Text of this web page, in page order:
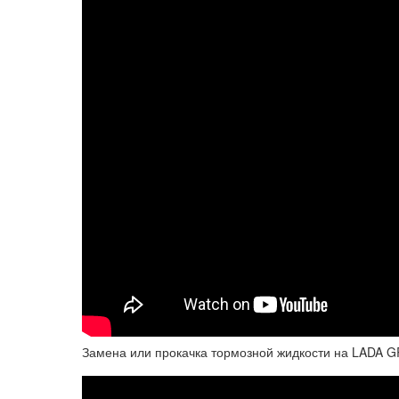
Замена или прокачка тормозной жидкости на LADA